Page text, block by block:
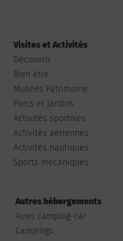
Visites et Activités
Découvrir
Bien être
Musées Patrimoine
Parcs et Jardins
Activités sportives
Activités aériennes
Activités nautiques
Sports mécaniques
Autres hébergements
Aires camping-car
Campings